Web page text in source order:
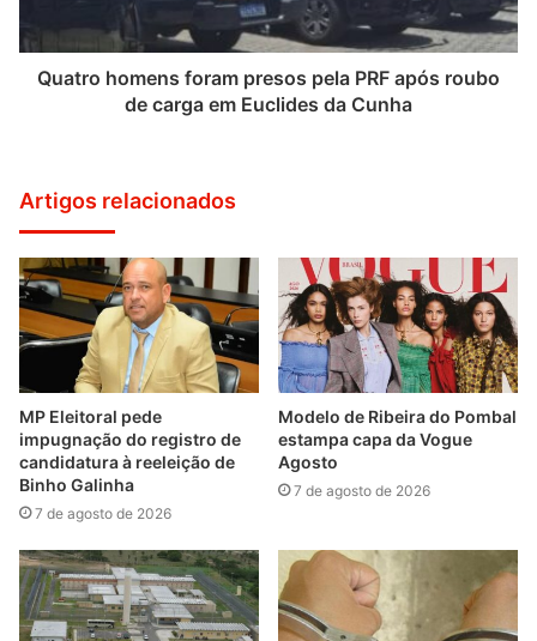
Quatro homens foram presos pela PRF após roubo
de carga em Euclides da Cunha
Artigos relacionados
MP Eleitoral pede
impugnação do registro de
candidatura à reeleição de
Binho Galinha
7 de agosto de 2026
Modelo de Ribeira do Pombal
estampa capa da Vogue
Agosto
7 de agosto de 2026